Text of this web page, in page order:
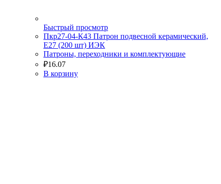
Быстрый просмотр
Пкр27-04-К43 Патрон подвесной керамический,
Е27 (200 шт) ИЭК
Патроны, переходники и комплектующие
₽16.07
В корзину